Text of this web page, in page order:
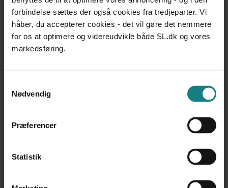
forbindelse sættes der også cookies fra tredjeparter. Vi
håber, du accepterer cookies - det vil gøre det nemmere
for os at optimere og videreudvikle både SL.dk og vores
markedsføring.
Nødvendig
Præferencer
Statistik
Metode
Resultaterne i praksisundersøgelsen bygger på de
Praksisundersøgelsen er desuden suppleret med en
børnesagkyndiges vurdering er udvalgt sager, hvor
sagernes problemstilling fremstår med en vis tydelighed,
utilstrækkelig dokumentation er således fravalgt, idet de